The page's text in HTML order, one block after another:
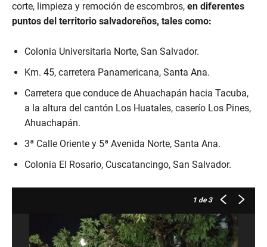
corte, limpieza y remoción de escombros, en diferentes
puntos del territorio salvadoreños, tales como:
Colonia Universitaria Norte, San Salvador.
Km. 45, carretera Panamericana, Santa Ana.
Carretera que conduce de Ahuachapán hacia Tacuba,
a la altura del cantón Los Huatales, caserío Los Pines,
Ahuachapán.
3ª Calle Oriente y 5ª Avenida Norte, Santa Ana.
Colonia El Rosario, Cuscatancingo, San Salvador.
1 de 3